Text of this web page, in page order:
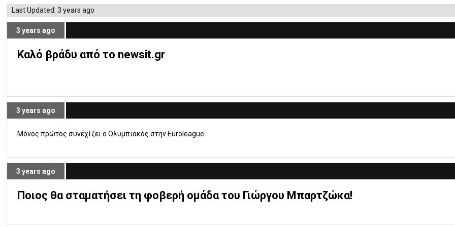
Last Updated: 3 years ago
3 years ago
Καλό βράδυ από το newsit.gr
3 years ago
Μόνος πρώτος συνεχίζει ο Ολυμπιακός στην Euroleague
3 years ago
Ποιος θα σταματήσει τη φοβερή ομάδα του Γιώργου Μπαρτζώκα!